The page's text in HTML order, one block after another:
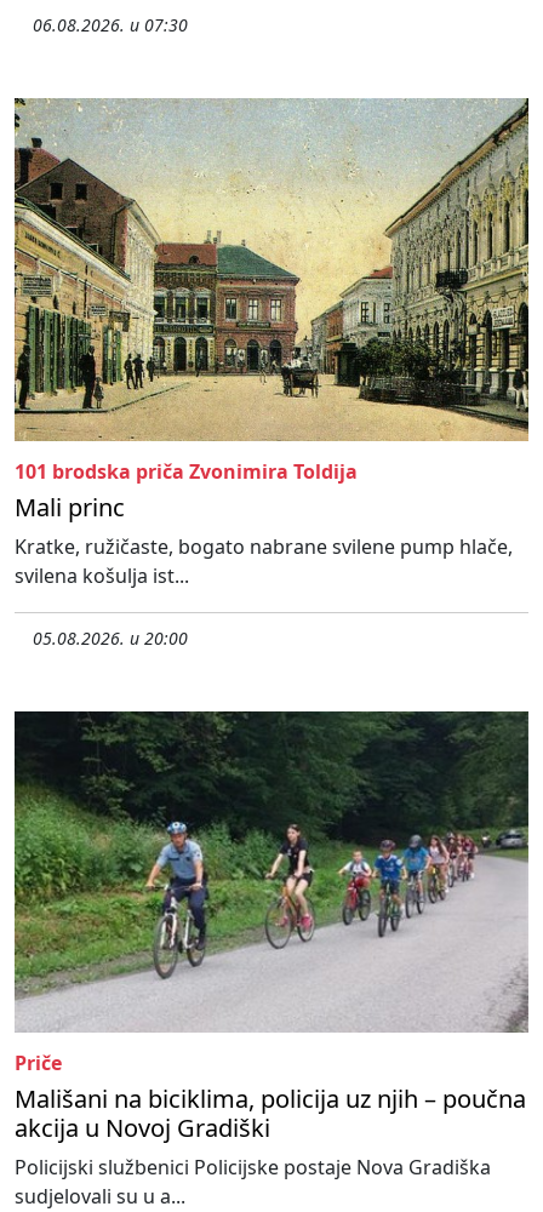
06.08.2026. u 07:30
101 brodska priča Zvonimira Toldija
Mali princ
Kratke, ružičaste, bogato nabrane svilene pump hlače,
svilena košulja ist...
05.08.2026. u 20:00
Priče
Mališani na biciklima, policija uz njih – poučna
akcija u Novoj Gradiški
Policijski službenici Policijske postaje Nova Gradiška
sudjelovali su u a...